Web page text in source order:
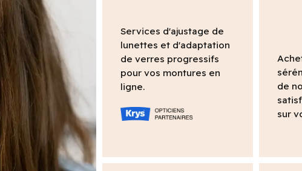
Services d'ajustage de
lunettes et d'adaptation
de verres progressifs
pour vos montures en
ligne.
de
sur